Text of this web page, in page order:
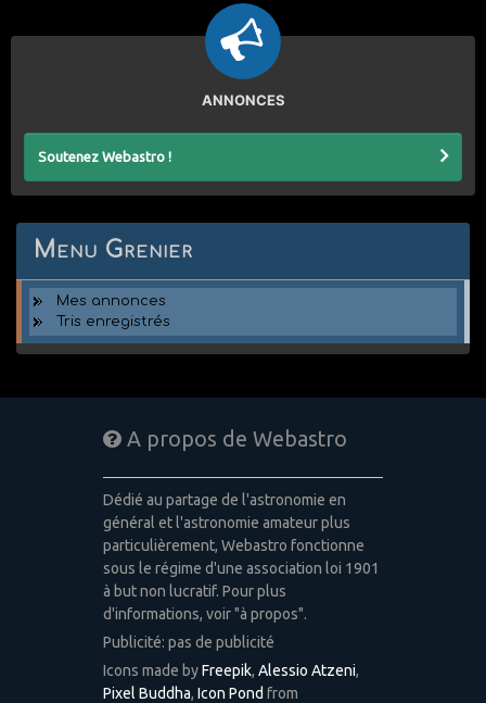
ANNONCES
Soutenez Webastro !
Menu Grenier
Mes annonces
Tris enregistrés
A propos de Webastro
Dédié au partage de l'astronomie en
général et l'astronomie amateur plus
particulièrement, Webastro fonctionne
sous le régime d'une association loi 1901
à but non lucratif. Pour plus
d'informations, voir "à propos".
Publicité: pas de publicité
Icons made byFreepik, Alessio Atzeni,
Pixel Buddha, Icon Pond from